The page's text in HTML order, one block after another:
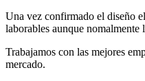
Una vez confirmado el diseño
laborables aunque nomalmente
Trabajamos con las mejores
mercado.